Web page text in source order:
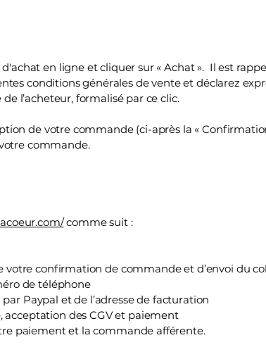
en ligne et cliquer sur « Achat ». Il est
conditions générales de vente et déclarez
l’acheteur, formalisé par ce clic.
de votre commande (ci-après la «
commande.
comme suit :
confirmation de commande et d’envoi du
de téléphone
Paypal et de l’adresse de facturation
des CGV et paiement
paiement et la commande afférente.